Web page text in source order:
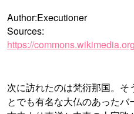
Author:Executioner
Sources:
https://
次に訪れたのは梵衍那国。そ
とでも有名な大仏のあったバ